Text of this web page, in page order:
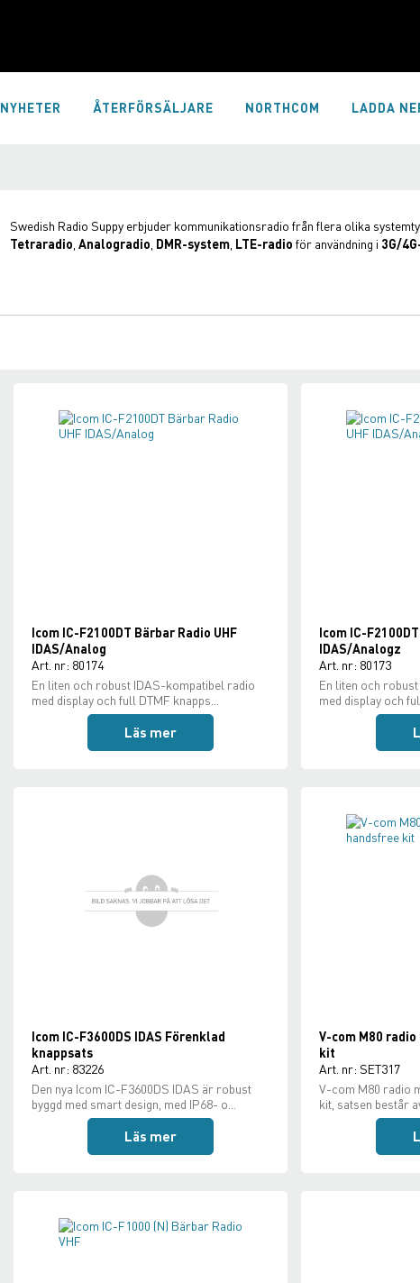
NYHETER ÅTERFÖRSÄLJARE NORTHCOM LADDA
Swedish Radio Suppy erbjuder kommunikationsradio från flera olika
Tetraradio Analogradio DMR-system LTE-radio för användning i 3G/
Icom IC-F2100DT Bärbar Radio UHF
IDAS/Analog
Art. nr: 80174
En liten och robust IDAS-kompatibel radio
med display och full DTMF knapps...
Läs mer
Icom IC-
IDAS/Analogz
Art. nr: 80173
En liten och
med display och
Icom IC-F3600DS IDAS Förenklad
knappsats
Art. nr: 83226
Den nya Icom IC-F3600DS IDAS är robust
byggd med smart design, med IP68- o...
Läs mer
V-com M80
kit
Art. nr: SET317
V-com M80 radio
kit, satsen består